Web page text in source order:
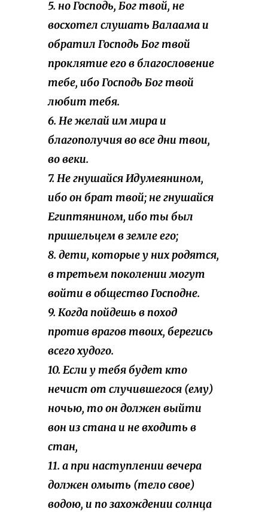
5. но Господь, Бог твой, не
восхотел слушать Валаама и
обратил Господь Бог твой
проклятие его в благословение
тебе, ибо Господь Бог твой
любит тебя.
6. Не желай им мира и
благополучия во все дни твои,
во веки.
7. Не гнушайся Идумеянином,
ибо он брат твой; не гнушайся
Египтянином, ибо ты был
пришельцем в земле его;
8. дети, которые у них родятся,
в третьем поколении могут
войти в общество Господне.
9. Когда пойдешь в поход
против врагов твоих, берегись
всего худого.
10. Если у тебя будет кто
нечист от случившегося (ему)
ночью, то он должен выйти
вон из стана и не входить в
стан,
11. а при наступлении вечера
должен омыть (тело свое)
водою, и по захождении солнца